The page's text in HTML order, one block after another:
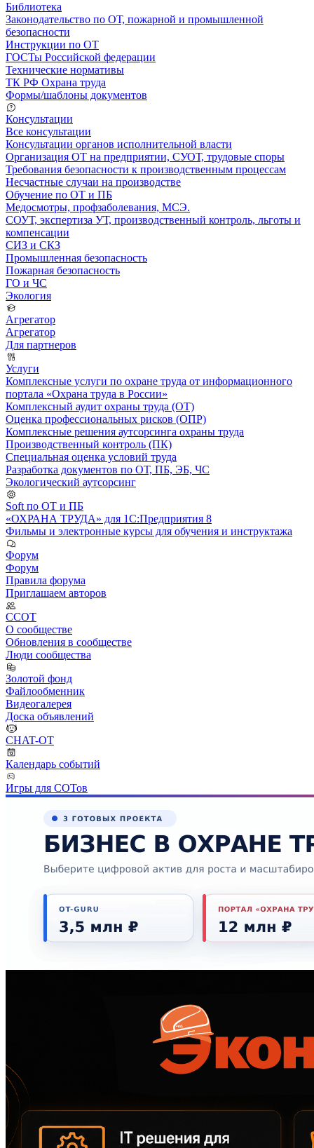
Библиотека
Законодательство по ОТ, пожарной и промышленной
безопасности
Инструкции по ОТ
ГОСТы Российской федерации
Технические нормативы
ТК РФ Охрана труда
Формы/шаблоны документов
Консультации
Все консультации
Консультации органов исполнительной власти
Организация ОТ на предприятии, СУОТ, трудовые споры
Требования безопасности к производственным процессам
Несчастные случаи на производстве
Обучение по ОТ и ПБ
Медосмотры, профзаболевания, МСЭ.
СОУТ, экспертиза УТ, производственный контроль, льготы и
компенсации
СИЗ и СКЗ
Промышленная безопасность
Пожарная безопасность
ГО и ЧС
Экология
Агрегатор
Агрегатор
Для партнеров
Услуги
Комплексные услуги по охране труда от информационного
портала «Охрана труда в России»
Комплексный аудит охраны труда (ОТ)
Оценка профессиональных рисков (ОПР)
Комплексные решения аутсорсинга охраны труда
Производственный контроль (ПК)
Специальная оценка условий труда
Разработка документов по ОТ, ПБ, ЭБ, ЧС
Экологический аутсорсинг
Soft по ОТ и ПБ
«ОХРАНА ТРУДА» для 1С:Предприятия 8
Фильмы и электронные курсы для обучения и инструктажа
Форум
Форум
Правила форума
Приглашаем авторов
ССОТ
О сообществе
Обновления в сообществе
Люди сообщества
Золотой фонд
Файлообменник
Видеогалерея
Доска объявлений
CHAT-OT
Календарь событий
Игры для СОТов